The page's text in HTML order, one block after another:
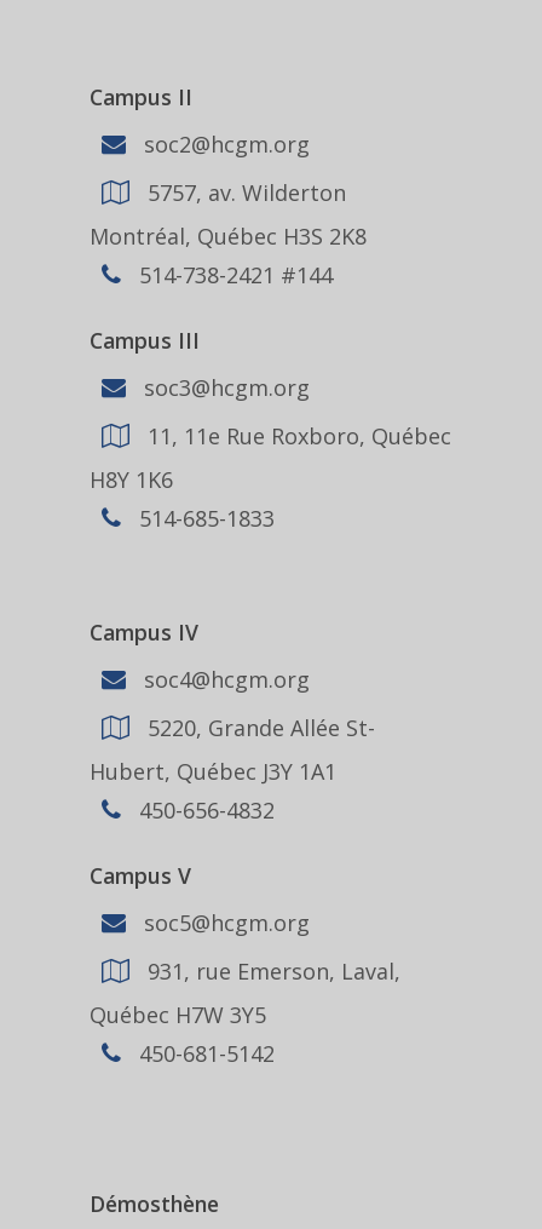
Campus II
soc2@hcgm.org
5757, av. Wilderton
Montréal, Québec H3S 2K8
514-738-2421 #144
Campus III
soc3@hcgm.org
11, 11e Rue Roxboro, Québec
H8Y 1K6
514-685-1833
Campus IV
soc4@hcgm.org
5220, Grande Allée St-
Hubert, Québec J3Y 1A1
450-656-4832
Campus V
soc5@hcgm.org
931, rue Emerson, Laval,
Québec H7W 3Y5
450-681-5142
Démosthène